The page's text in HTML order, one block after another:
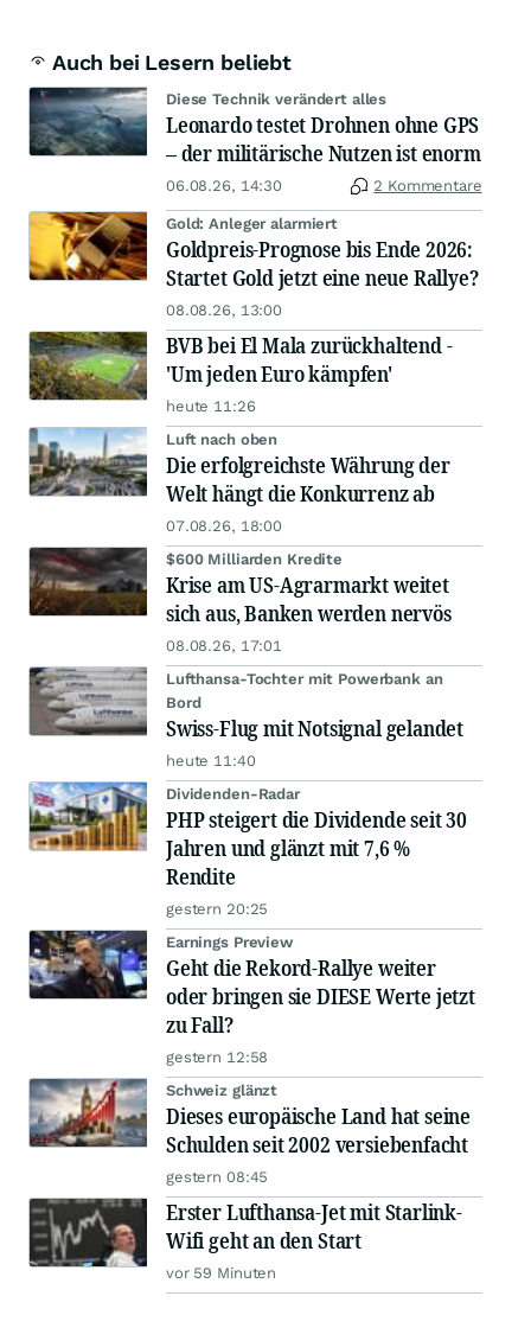
Auch bei Lesern beliebt
Diese Technik verändert alles
Leonardo testet Drohnen ohne GPS
– der militärische Nutzen ist enorm
06.08.26, 14:30 2 Kommentare
Gold: Anleger alarmiert
Goldpreis-Prognose bis Ende 2026:
Startet Gold jetzt eine neue Rallye?
08.08.26, 13:00
BVB bei El Mala zurückhaltend -
'Um jeden Euro kämpfen'
heute 11:26
Luft nach oben
Die erfolgreichste Währung der
Welt hängt die Konkurrenz ab
07.08.26, 18:00
$600 Milliarden Kredite
Krise am US-Agrarmarkt weitet
sich aus, Banken werden nervös
08.08.26, 17:01
Lufthansa-Tochter mit Powerbank an
Bord
Swiss-Flug mit Notsignal gelandet
heute 11:40
Dividenden-Radar
PHP steigert die Dividende seit 30
Jahren und glänzt mit 7,6 %
Rendite
gestern 20:25
Earnings Preview
Geht die Rekord-Rallye weiter
oder bringen sie DIESE Werte jetzt
zu Fall?
gestern 12:58
Schweiz glänzt
Dieses europäische Land hat seine
Schulden seit 2002 versiebenfacht
gestern 08:45
Erster Lufthansa-Jet mit Starlink-
Wifi geht an den Start
vor 59 Minuten